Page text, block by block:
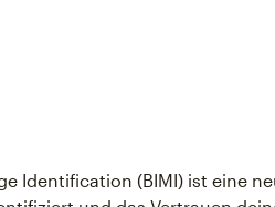
Identification (BIMI) ist eine